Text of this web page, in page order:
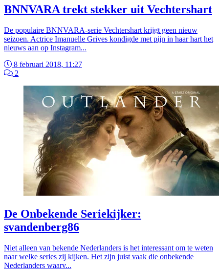
BNNVARA trekt stekker uit Vechtershart
De populaire BNNVARA-serie Vechtershart krijgt geen nieuw
seizoen. Actrice Imanuelle Grives kondigde met pijn in haar hart het
nieuws aan op Instagram...
8 februari 2018, 11:27
2
De Onbekende Seriekijker:
svandenberg86
Niet alleen van bekende Nederlanders is het interessant om te weten
naar welke series zij kijken. Het zijn juist vaak die onbekende
Nederlanders waarv...